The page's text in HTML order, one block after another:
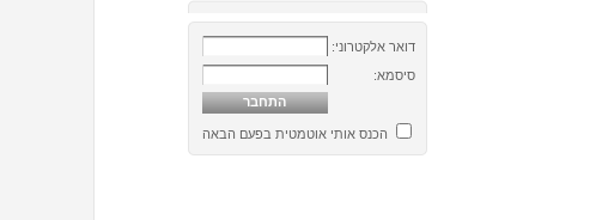
דואר אלקטרוני:
סיסמא:
הכנס אותי אוטמטית בפעם הבאה